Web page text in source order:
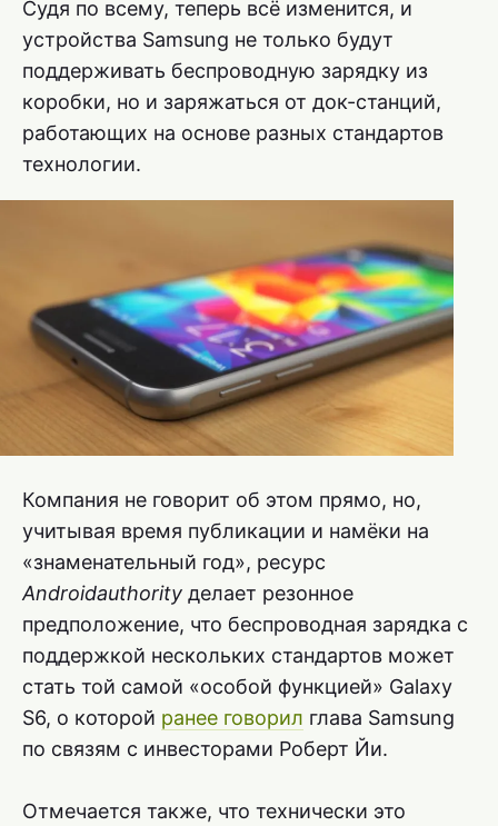
Судя по всему, теперь всё изменится, и
устройства Samsung не только будут
поддерживать беспроводную зарядку из
коробки, но и заряжаться от док-станций,
работающих на основе разных стандартов
технологии.
Компания не говорит об этом прямо, но,
учитывая время публикации и намёки на
«знаменательный год», ресурс
Androidauthority делает резонное
предположение, что беспроводная зарядка с
поддержкой нескольких стандартов может
стать той самой «особой функцией» Galaxy
S6, о которой ранее говорил глава Samsung
по связям с инвесторами Роберт Йи.
Отмечается также, что технически это